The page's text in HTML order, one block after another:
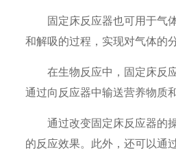
固定床反应器也可用于气体
和解吸的过程，实现对气体的
在生物反应中，固定床反应
通过向反应器中输送营养物质
通过改变固定床反应器的操
的反应效果。此外，还可以通